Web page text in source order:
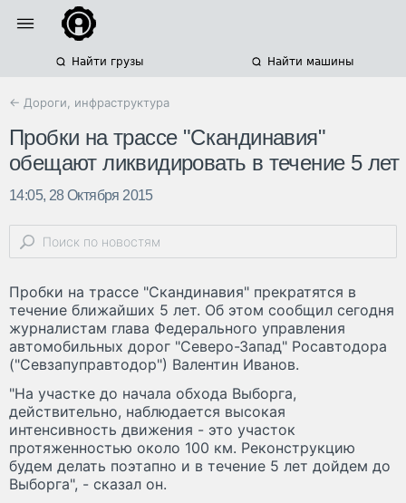
Найти грузы Найти машины
← Дороги, инфраструктура
Пробки на трассе "Скандинавия"
обещают ликвидировать в течение 5 лет
14:05, 28 Октября 2015
Пробки на трассе "Скандинавия" прекратятся в
течение ближайших 5 лет. Об этом сообщил сегодня
журналистам глава Федерального управления
автомобильных дорог "Северо-Запад" Росавтодора
("Севзапуправтодор") Валентин Иванов.
"На участке до начала обхода Выборга,
действительно, наблюдается высокая
интенсивность движения - это участок
протяженностью около 100 км. Реконструкцию
будем делать поэтапно и в течение 5 лет дойдем до
Выборга", - сказал он.